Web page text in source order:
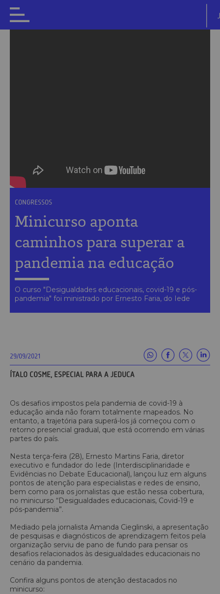
CONGRESSOS
Minicurso aponta
caminhos para superar a
pandemia na educação
O curso "Desigualdades educacionais, covid-19 e pós-
pandemia" foi ministrado por Ernesto Faria, do Iede
29/09/2021
ÍTALO COSME, ESPECIAL PARA A JEDUCA
Os desafios impostos pela pandemia de covid-19 à
educação ainda não foram totalmente mapeados. No
entanto, a trajetória para superá-los já começou com o
retorno presencial gradual, que está ocorrendo em várias
partes do país.
Nesta terça-feira (28), Ernesto Martins Faria, diretor
executivo e fundador do Iede (Interdisciplinaridade e
Evidências no Debate Educacional), lançou luz em alguns
pontos de atenção para especialistas e redes de ensino,
bem como para os jornalistas que estão nessa cobertura,
no minicurso “Desigualdades educacionais, Covid-19 e
pós-pandemia”.
Mediado pela jornalista Amanda Cieglinski, a apresentação
de pesquisas e diagnósticos de aprendizagem feitos pela
organização serviu de pano de fundo para pensar os
desafios relacionados às desigualdades educacionais no
cenário da pandemia.
Confira alguns pontos de atenção destacados no
minicurso: